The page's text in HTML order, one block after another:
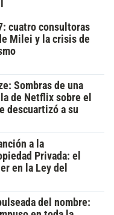
cuatro consultoras
Milei y la crisis de
Sombras de una
de Netflix sobre el
descuartizó a su
a la
Privada: el
en la Ley del
del nombre: